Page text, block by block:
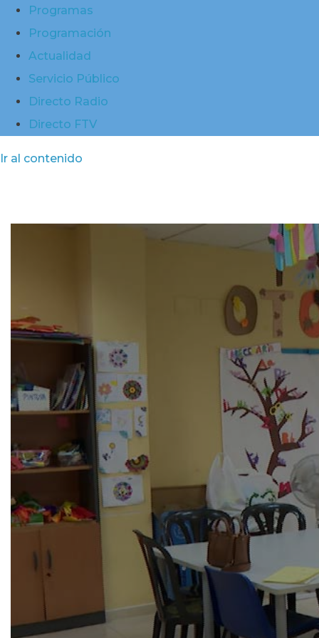
Programas
Programación
Actualidad
Servicio Público
Directo Radio
Directo FTV
Ir al contenido